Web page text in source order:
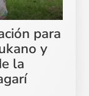
para
y
la